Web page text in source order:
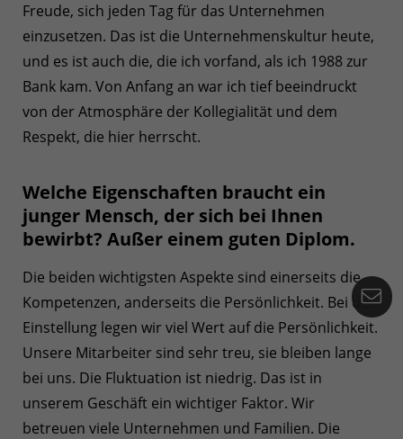
Freude, sich jeden Tag für das Unternehmen
einzusetzen. Das ist die Unternehmenskultur heute,
und es ist auch die, die ich vorfand, als ich 1988 zur
Bank kam. Von Anfang an war ich tief beeindruckt
von der Atmosphäre der Kollegialität und dem
Respekt, die hier herrscht.
Welche Eigenschaften braucht ein
junger Mensch, der sich bei Ihnen
bewirbt? Außer einem guten Diplom.
Die beiden wichtigsten Aspekte sind einerseits die
Kompetenzen, anderseits die Persönlichkeit. Bei der
Einstellung legen wir viel Wert auf die Persönlichkeit.
Unsere Mitarbeiter sind sehr treu, sie bleiben lange
bei uns. Die Fluktuation ist niedrig. Das ist in
unserem Geschäft ein wichtiger Faktor. Wir
betreuen viele Unternehmen und Familien. Die